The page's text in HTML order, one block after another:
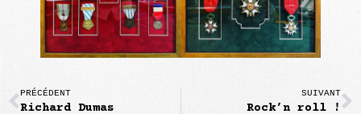
PRÉCÉDENT
Richard Dumas
SUIVANT
Rock’n roll !